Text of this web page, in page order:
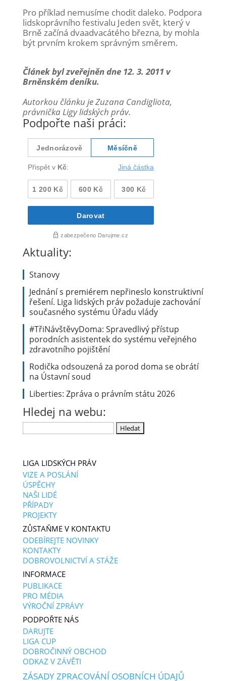
Pro příklad nemusíme chodit daleko. Podpora
lidskoprávního festivalu Jeden svět, který v
Brně začíná dvaadvacátého března, by mohla
být prvním krokem správným směrem.
Článek byl zveřejněn dne 12. 3. 2011 v
Brněnském deníku.
Autorkou článku je Zuzana Candigliota,
právnička Ligy lidských práv.
Podpořte naši práci:
Aktuality:
Stanovy
Jednání s premiérem nepřineslo konstruktivní
řešení. Liga lidských práv požaduje zachování
současného systému Úřadu vlády
#TřiNávštěvyDoma: Spravedlivý přístup
porodních asistentek do systému veřejného
zdravotního pojištění
Rodička odsouzená za porod doma se obrátí
na Ústavní soud
Liberties: Zpráva o právním státu 2026
Hledej na webu:
Vyhledávání
LIGA LIDSKÝCH PRÁV
VIZE A POSLÁNÍ
ÚSPĚCHY
NAŠI LIDÉ
PŘÍPADY
PROJEKTY
ZŮSTAŇME V KONTAKTU
ODEBÍREJTE NOVINKY
KONTAKTY
DOBROVOLNICTVÍ A STÁŽE
INFORMACE
PUBLIKACE
PRO MÉDIA
VÝROČNÍ ZPRÁVY
PODPOŘTE NÁS
DARUJTE
LIGA CUP
DOBROČINNÝ OBCHOD
ODKAZ V ZÁVĚTI
ZÁSADY ZPRACOVÁNÍ OSOBNÍCH ÚDAJŮ